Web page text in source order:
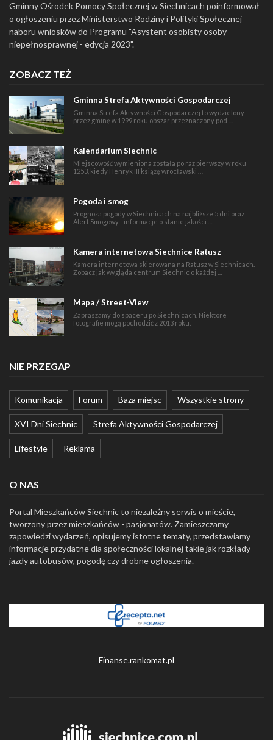
Gminny Ośrodek Pomocy Społecznej w Siechnicach poinformował
o ogłoszeniu przez Ministerstwo Rodziny i Polityki Społecznej
naboru wniosków do Programu "Asystent osobisty osoby
niepełnosprawnej - edycja 2023".
ZOBACZ TEŻ
Gminna Strefa Aktywności Gospodarczej
Gminna Strefa Aktywności Gospodarczej to wydzielony
przez gminę w 1999 roku obszar przeznaczony pod …
Kalendarium Siechnic
Miejscowość wymieniona została po raz pierwszy w roku
1253, kiedy Henryk III książę wrocławski …
Pogoda i smog
Prognoza pogody w Siechnicach na najbliższe 5 dni oraz
Alert Smogowy - informacje o stanie jakości …
Kamera internetowa Siechnice Ratusz
Kamera internetowa skierowana na Ratusz w Siechnicach.
Zobacz jak wygląda centrum Siechnic o każdej …
Mapa / Street-View
Zapraszamy do spaceru po Siechnicach. Niektóre
fotografie mogą pochodzić z 2013 roku.
NIE PRZEGAP
Komunikacja Forum Baza miejsc Wszystkie strony
XVI Dni Siechnic Strefa Aktywności Gospodarczej
Lifestyle Reklama
O NAS
Portal Mieszkańców Siechnic to niezależny serwis o mieście,
tworzony przez mieszkańców - pasjonatów. Zamieszczamy
zapowiedzi wydarzeń, opisujemy istotne tematy, przedstawiamy
informacje przydatne dla społeczności lokalnej takie jak rozkłady
jazdy autobusów, pogodę czy drobne ogłoszenia.
Finanse.rankomat.pl